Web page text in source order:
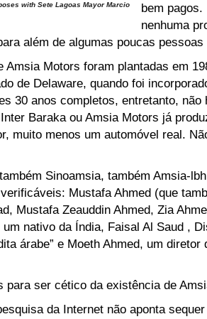
with Sete Lagoas Mayor Marcio
bem pagos.
nenhuma
além de algumas poucas
Amsia Motors foram plantadas em
de Delaware, quando foi
30 anos completos, entretanto, não
Baraka ou Amsia Motors já
muito menos um automóvel real.
Sinoamsia, também Amsia-
Mustafa Ahmed (que
Mustafa Zeauddin Ahmed, Zia
um nativo da Índia, Faisal Al Saud ,
árabe” e Moeth Ahmed, um diretor
para ser cético da existência de
da Internet não aponta